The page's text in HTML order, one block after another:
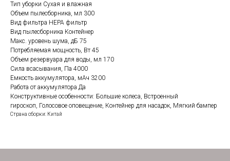
Тип уборки Сухая и влажная
Объем пылесборника, мл 300
Вид фильтра HEPA фильтр
Вид пылесборника Контейнер
Макс. уровень шума, дБ 75
Потребляемая мощность, Вт 45
Объем резервуара для воды, мл 170
Сила всасывания, Па 4000
Емкость аккумулятора, мАч 3200
Работа от аккумулятора Да
Конструктивные особенности: Большие колеса, Встроенный
гироскоп, Голосовое оповещение, Контейнер для насадок, Мягкий бампер
Страна сборки: Китай